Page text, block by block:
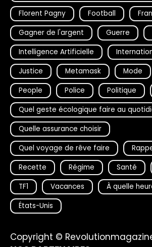
Florent Pagny
Football
Gagner de l'argent
Guerre
Intelligence Artificielle
Justice
Metamask Mode
People
Police Politique
Quel geste écologique faire au
Quelle assurance choisir
Quel voyage de rêve faire
Recette
Régime Santé
TF1
Vacances
À quelle
États-Unis
Copyright ©